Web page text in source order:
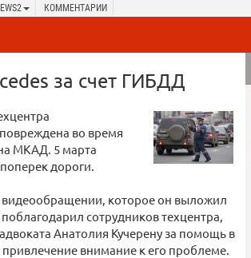
КОММЕНТАРИИ
за счет ГИБДД
во время
МКАД. 5 марта
дороги.
видеообращении, которое он выложил
сотрудников техцентра,
Анатолия Кучерену за помощь в
внимание к его проблеме.